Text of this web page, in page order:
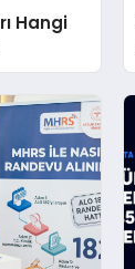
Hangi